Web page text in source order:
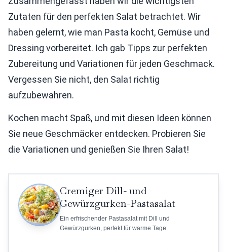
Zutaten für den perfekten Salat betrachtet. Wir
haben gelernt, wie man Pasta kocht, Gemüse und
Dressing vorbereitet. Ich gab Tipps zur perfekten
Zubereitung und Variationen für jeden Geschmack.
Vergessen Sie nicht, den Salat richtig
aufzubewahren.
Kochen macht Spaß, und mit diesen Ideen können
Sie neue Geschmäcker entdecken. Probieren Sie
die Variationen und genießen Sie Ihren Salat!
Cremiger Dill- und
Gewürzgurken-Pastasalat
Ein erfrischender Pastasalat mit Dill und
Gewürzgurken, perfekt für warme Tage.